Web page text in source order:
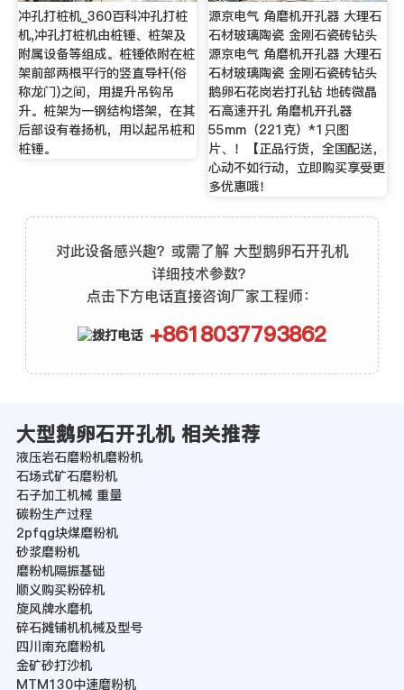
冲孔打桩机_360百科冲孔打桩
机,冲孔打桩机由桩锤、桩架及
附属设备等组成。桩锤依附在桩
架前部两根平行的竖直导杆(俗
称龙门)之间，用提升吊钩吊
升。桩架为一钢结构塔架，在其
后部设有卷扬机，用以起吊桩和
桩锤。
源京电气 角磨机开孔器 大理石
石材玻璃陶瓷 金刚石瓷砖钻头
源京电气 角磨机开孔器 大理石
石材玻璃陶瓷 金刚石瓷砖钻头
鹅卵石花岗岩打孔钻 地砖微晶
石高速开孔 角磨机开孔器
55mm（221克）*1只图
片、！【正品行货，全国配送，
心动不如行动，立即购买享受更
多优惠哦！
对此设备感兴趣？或需了解 大型鹅卵石开孔机
详细技术参数？
点击下方电话直接咨询厂家工程师：
+8618037793862
大型鹅卵石开孔机 相关推荐
液压岩石磨粉机磨粉机
石场式矿石磨粉机
石子加工机械 重量
碳粉生产过程
2pfqg块煤磨粉机
砂浆磨粉机
磨粉机隔振基础
顺义购买粉碎机
旋风牌水磨机
碎石摊铺机机械及型号
四川南充磨粉机
金矿砂打沙机
MTM130中速磨粉机